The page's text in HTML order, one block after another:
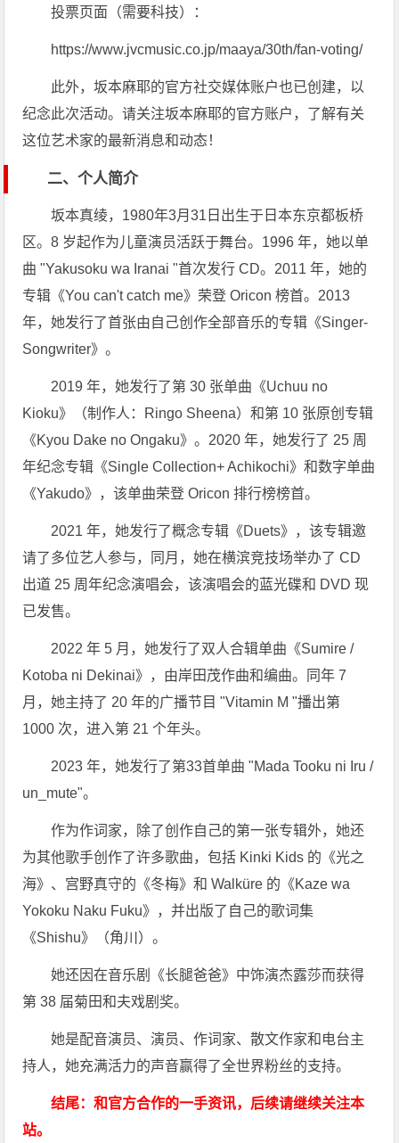
投票页面（需要科技）：
https://www.jvcmusic.co.jp/maaya/30th/fan-voting/
此外，坂本麻耶的官方社交媒体账户也已创建，以
纪念此次活动。请关注坂本麻耶的官方账户，了解有关
这位艺术家的最新消息和动态！
二、个人简介
坂本真绫，1980年3月31日出生于日本东京都板桥
区。8 岁起作为儿童演员活跃于舞台。1996 年，她以单
曲 "Yakusoku wa Iranai "首次发行 CD。2011 年，她的
专辑《You can't catch me》荣登 Oricon 榜首。2013
年，她发行了首张由自己创作全部音乐的专辑《Singer-
Songwriter》。
2019 年，她发行了第 30 张单曲《Uchuu no
Kioku》（制作人：Ringo Sheena）和第 10 张原创专辑
《Kyou Dake no Ongaku》。2020 年，她发行了 25 周
年纪念专辑《Single Collection+ Achikochi》和数字单曲
《Yakudo》，该单曲荣登 Oricon 排行榜榜首。
2021 年，她发行了概念专辑《Duets》，该专辑邀
请了多位艺人参与，同月，她在横滨竞技场举办了 CD
出道 25 周年纪念演唱会，该演唱会的蓝光碟和 DVD 现
已发售。
2022 年 5 月，她发行了双人合辑单曲《Sumire /
Kotoba ni Dekinai》，由岸田茂作曲和编曲。同年 7
月，她主持了 20 年的广播节目 "Vitamin M "播出第
1000 次，进入第 21 个年头。
2023 年，她发行了第33首单曲 "Mada Tooku ni Iru /
un_mute"。
作为作词家，除了创作自己的第一张专辑外，她还
为其他歌手创作了许多歌曲，包括 Kinki Kids 的《光之
海》、宫野真守的《冬梅》和 Walküre 的《Kaze wa
Yokoku Naku Fuku》，并出版了自己的歌词集
《Shishu》（角川）。
她还因在音乐剧《长腿爸爸》中饰演杰露莎而获得
第 38 届菊田和夫戏剧奖。
她是配音演员、演员、作词家、散文作家和电台主
持人，她充满活力的声音赢得了全世界粉丝的支持。
结尾：和官方合作的一手资讯，后续请继续关注本
站。